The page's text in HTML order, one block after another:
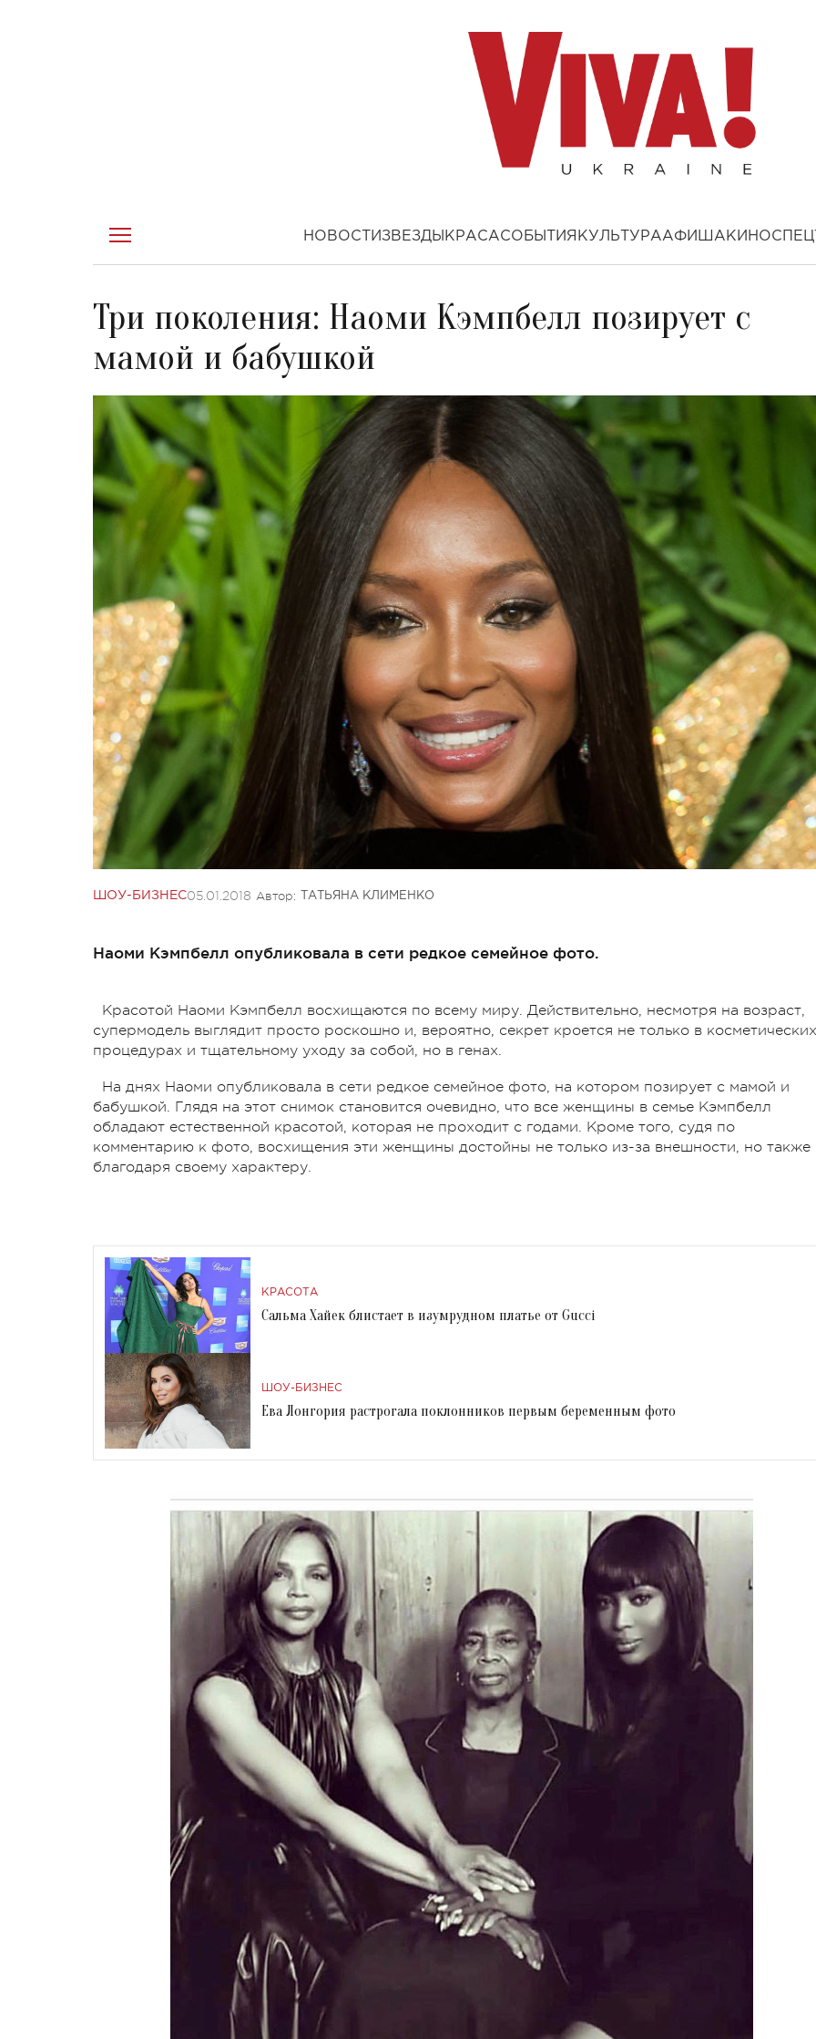
НОВОСТИ ЗВЕЗДЫ КРАСАСОБЫТИЯ КУЛЬТУРААФИША КИНО
Три поколения: Наоми Кэмпбелл позирует с
мамой и бабушкой
ШОУ-БИЗНЕС05.01.2018 Автор: ТАТЬЯНА КЛИМЕНКО
Наоми Кэмпбелл опубликовала в сети редкое семейное фото.
Красотой Наоми Кэмпбелл восхищаются по всему миру. Действительно, несмотря на возраст,
супермодель выглядит просто роскошно и, вероятно, секрет кроется не только в косметических
процедурах и тщательному уходу за собой, но в генах.
На днях Наоми опубликовала в сети редкое семейное фото, на котором позирует с мамой и
бабушкой. Глядя на этот снимок становится очевидно, что все женщины в семье Кэмпбелл
обладают естественной красотой, которая не проходит с годами. Кроме того, судя по
комментарию к фото, восхищения эти женщины достойны не только из-за внешности, но также
благодаря своему характеру.
КРАСОТА
Сальма Хайек блистает в изумрудном платье от Gucci
ШОУ-БИЗНЕС
Ева Лонгория растрогала поклонников первым беременным фото